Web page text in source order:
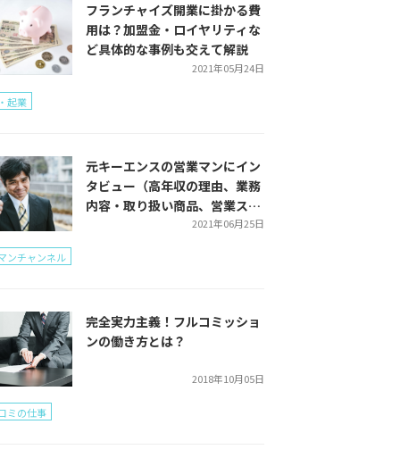
フランチャイズ開業に掛かる費
用は？加盟金・ロイヤリティな
ど具体的な事例も交えて解説
2021年05月24日
起業
元キーエンスの営業マンにイン
タビュー（高年収の理由、業務
内容・取り扱い商品、営業スタ
2021年06月25日
ンチャンネル
完全実力主義！フルコミッショ
ンの働き方とは？
2018年10月05日
ミの仕事